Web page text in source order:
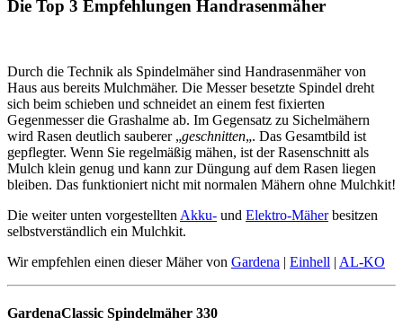
Die Top 3 Empfehlungen Handrasenmäher
Durch die Technik als Spindelmäher sind Handrasenmäher von
Haus aus bereits Mulchmäher. Die Messer besetzte Spindel dreht
sich beim schieben und schneidet an einem fest fixierten
Gegenmesser die Grashalme ab. Im Gegensatz zu Sichelmähern
wird Rasen deutlich sauberer „geschnitten„. Das Gesamtbild ist
gepflegter. Wenn Sie regelmäßig mähen, ist der Rasenschnitt als
Mulch klein genug und kann zur Düngung auf dem Rasen liegen
bleiben. Das funktioniert nicht mit normalen Mähern ohne Mulchkit!
Die weiter unten vorgestellten Akku- und Elektro-Mäherbesitzen
selbstverständlich ein Mulchkit.
Wir empfehlen einen dieser Mäher von Gardena | Einhell | AL-KO
GardenaClassic Spindelmäher 330